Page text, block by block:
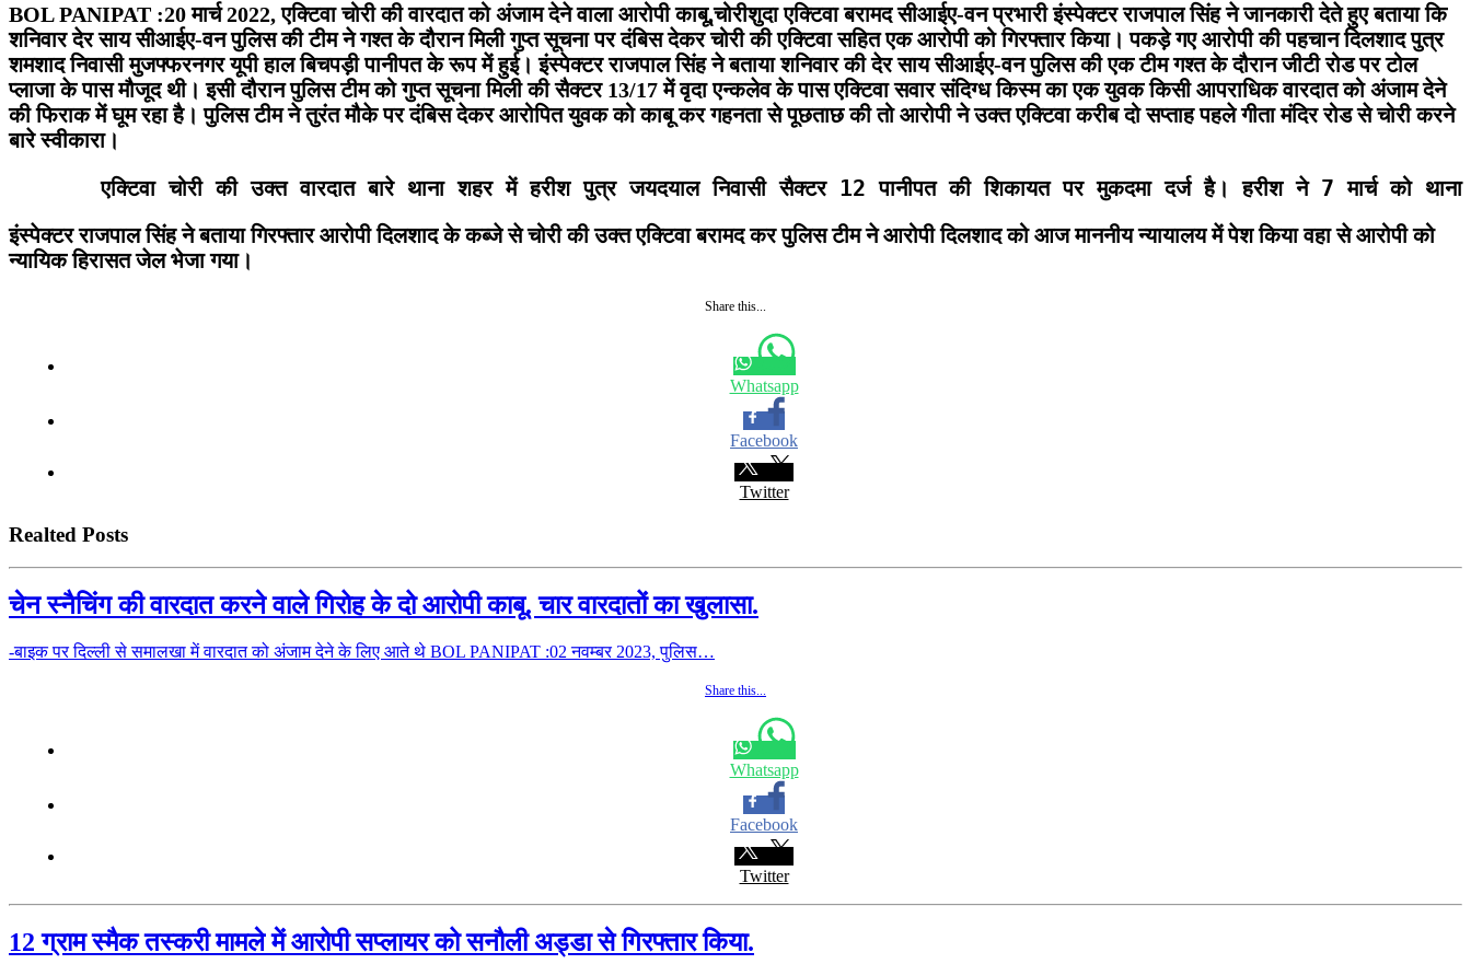
BOL PANIPAT :20 मार्च 2022, एक्टिवा चोरी की वारदात को अंजाम देने वाला आरोपी काबू,चोरीशुदा एक्टिवा बरामद सीआईए-वन प्रभारी इंस्पेक्टर राजपाल सिंह ने जानकारी देते हुए बताया कि
शनिवार देर साय सीआईए-वन पुलिस की टीम ने गश्त के दौरान मिली गुप्त सूचना पर दंबिस देकर चोरी की एक्टिवा सहित एक आरोपी को गिरफ्तार किया। पकड़े गए आरोपी की पहचान दिलशाद पुत्र
शमशाद निवासी मुजफ्फरनगर यूपी हाल बिचपड़ी पानीपत के रूप में हुई। इंस्पेक्टर राजपाल सिंह ने बताया शनिवार की देर साय सीआईए-वन पुलिस की एक टीम गश्त के दौरान जीटी रोड पर टोल
प्लाजा के पास मौजूद थी। इसी दौरान पुलिस टीम को गुप्त सूचना मिली की सैक्टर 13/17 में वृदा एन्कलेव के पास एक्टिवा सवार संदिग्ध किस्म का एक युवक किसी आपराधिक वारदात को अंजाम देने
की फिराक में घूम रहा है। पुलिस टीम ने तुरंत मौके पर दंबिस देकर आरोपित युवक को काबू कर गहनता से पूछताछ की तो आरोपी ने उक्त एक्टिवा करीब दो सप्ताह पहले गीता मंदिर रोड से चोरी करने
बारे स्वीकारा।
एक्टिवा चोरी की उक्त वारदात बारे थाना शहर में हरीश पुत्र जयदयाल निवासी सैक्टर 12 पानीपत की शिकायत पर मुकदमा दर्ज है। हरीश ने 7 मार्च को
इंस्पेक्टर राजपाल सिंह ने बताया गिरफ्तार आरोपी दिलशाद के कब्जे से चोरी की उक्त एक्टिवा बरामद कर पुलिस टीम ने आरोपी दिलशाद को आज माननीय न्यायालय में पेश किया वहा से आरोपी को
न्यायिक हिरासत जेल भेजा गया।
Share this...
Whatsapp
Facebook
Twitter
Realted Posts
चेन स्नैचिंग की वारदात करने वाले गिरोह के दो आरोपी काबू. चार वारदातों का खुलासा.
-बाइक पर दिल्ली से समालखा में वारदात को अंजाम देने के लिए आते थे BOL PANIPAT :02 नवम्बर 2023, पुलिस…
Share this...
Whatsapp
Facebook
Twitter
12 ग्राम स्मैक तस्करी मामले में आरोपी सप्लायर को सनौली अड्डा से गिरफ्तार किया.